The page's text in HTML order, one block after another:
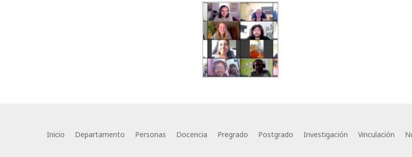
Inicio Departamento Personas Docencia Pregrado Postgrado Investigación Vinculación